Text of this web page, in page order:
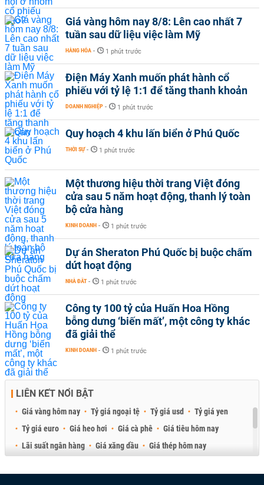
Giá vàng hôm nay 8/8: Lên cao nhất 7
tuần sau dữ liệu việc làm Mỹ
HÀNG HÓA - 1 phút trước
Điện Máy Xanh muốn phát hành cổ
phiếu với tỷ lệ 1:1 để tăng thanh khoản
DOANH NGHIỆP - 1 phút trước
Quy hoạch 4 khu lấn biển ở Phú Quốc
THỜI SỰ - 1 phút trước
Một thương hiệu thời trang Việt đóng
cửa sau 5 năm hoạt động, thanh lý toàn
bộ cửa hàng
KINH DOANH - 1 phút trước
Dự án Sheraton Phú Quốc bị buộc chấm
dứt hoạt động
NHÀ ĐẤT - 1 phút trước
Công ty 100 tỷ của Huấn Hoa Hồng
bỗng dưng ‘biến mất’, một công ty khác
đã giải thể
KINH DOANH - 1 phút trước
LIÊN KẾT NỔI BẬT
Giá vàng hôm nay Tỷ giá ngoại tệ Tỷ giá usd
Tỷ giá yen
Tỷ giá euro
Giá heo hơi Giá cà phê
Giá tiêu hôm nay
Lãi suất ngân hàng
Giá xăng dầu
Giá thép hôm nay